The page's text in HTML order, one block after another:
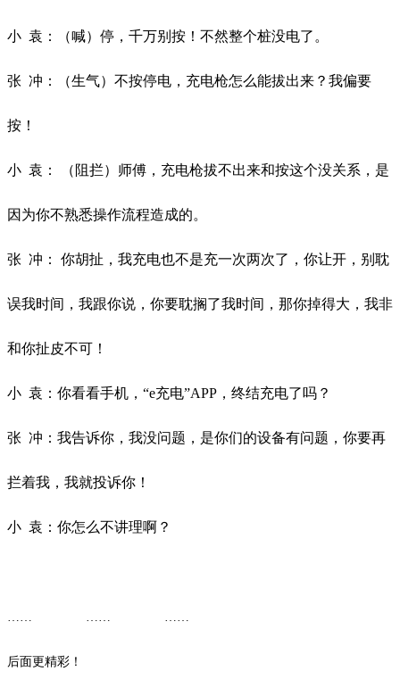
小 袁：（喊）停，千万别按！不然整个桩没电了。
张 冲： （生气）不按停电，充电枪怎么能拔出来？我偏要
按！
小 袁： （阻拦）师傅，充电枪拔不出来和按这个没关系，是
因为你不熟悉操作流程造成的。
张 冲： 你胡扯，我充电也不是充一次两次了，你让开，别耽
误我时间，我跟你说，你要耽搁了我时间，那你掉得大，我非
和你扯皮不可！
小 袁：你看看手机， “e充电”APP，终结充电了吗？
张 冲：我告诉你，我没问题，是你们的设备有问题，你要再
拦着我，我就投诉你！
小 袁：你怎么不讲理啊？
后面更精彩！